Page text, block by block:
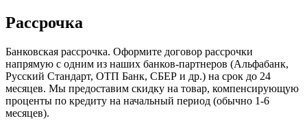
Рассрочка
Банковская рассрочка. Оформите договор рассрочки
напрямую с одним из наших банков-партнеров (Альфабанк,
Русский Стандарт, ОТП Банк, СБЕР и др.) на срок до 24
месяцев. Мы предоставим скидку на товар, компенсирующую
проценты по кредиту на начальный период (обычно 1-6
месяцев).